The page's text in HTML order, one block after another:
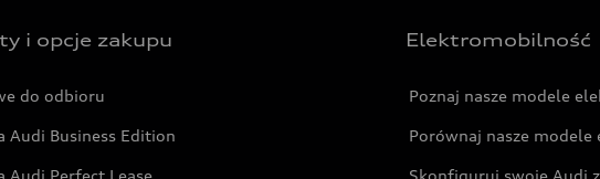
i opcje zakupu
do odbioru
Audi Business Edition
Audi Perfect Lease
Elektromobilność
Poznaj nasze modele
Porównaj nasze modele
Skonfiguruj swoje Audi